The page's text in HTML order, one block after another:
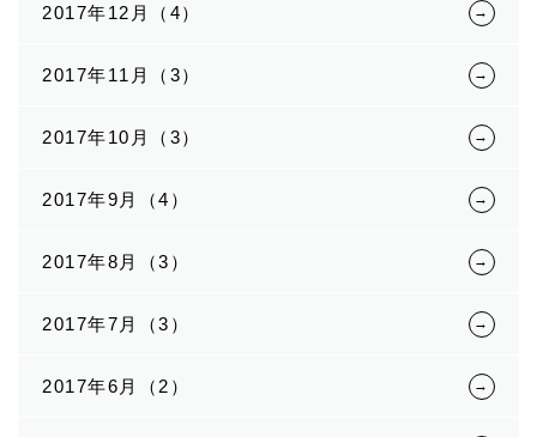
2017年12月（4）
2017年11月（3）
2017年10月（3）
2017年9月（4）
2017年8月（3）
2017年7月（3）
2017年6月（2）